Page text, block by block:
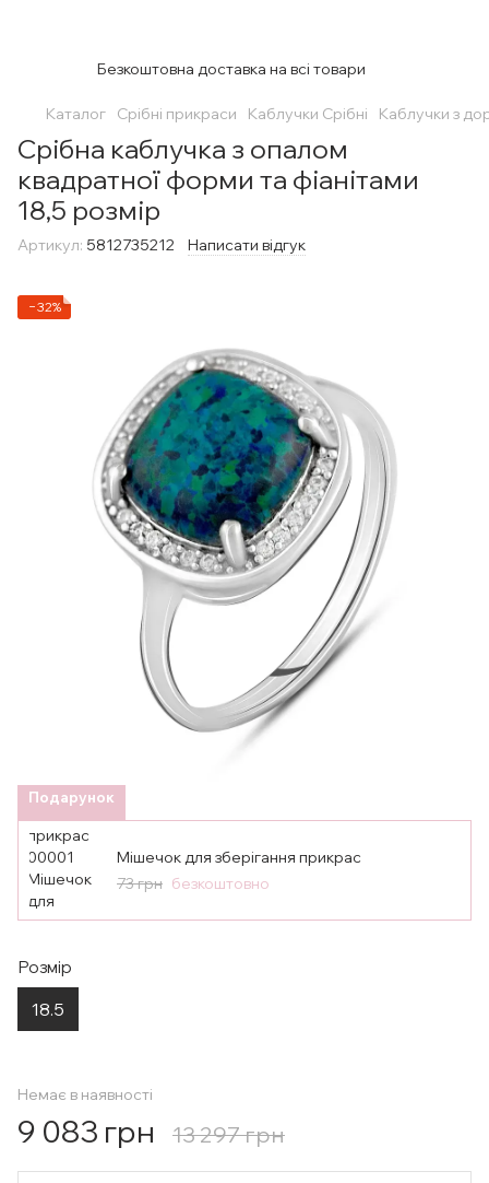
Безкоштовна доставка на всі товари
Каталог Срібні прикраси Каблучки Срібні Каблучки з
Срібна каблучка з опалом
квадратної форми та фіанітами
18,5 розмір
Артикул: 5812735212 Написати відгук
−32%
Подарунок
Мішечок для зберігання прикрас
73 грн безкоштовно
Розмір
18.5
Немає в наявності
9 083 грн 13 297 грн